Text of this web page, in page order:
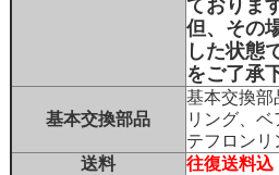
ておりま
但、その
した状態
をご了承
基本交換部品
基本交換部
リング、
テフロンリ
送料
往復送料込